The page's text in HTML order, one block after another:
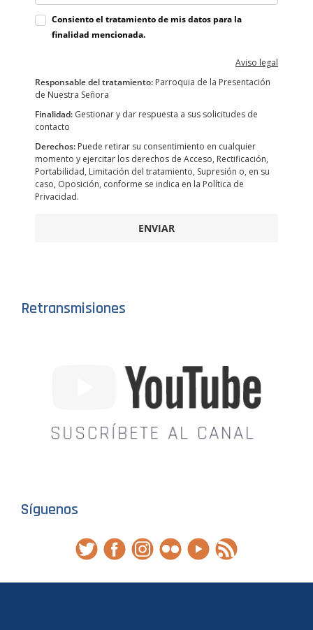
Consiento el tratamiento de mis datos para la
finalidad mencionada.
Aviso legal
Responsable del tratamiento: Parroquia de la Presentación
de Nuestra Señora
Finalidad: Gestionar y dar respuesta a sus solicitudes de
contacto
Derechos: Puede retirar su consentimiento en cualquier
momento y ejercitar los derechos de Acceso, Rectificación,
Portabilidad, Limitación del tratamiento, Supresión o, en su
caso, Oposición, conforme se indica en la Política de
Privacidad.
ENVIAR
Retransmisiones
Síguenos